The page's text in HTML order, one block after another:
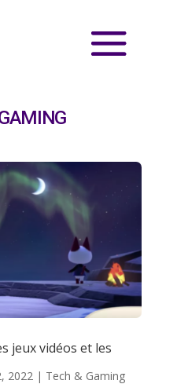
jeux vidéos et les
2022 | Tech & Gaming